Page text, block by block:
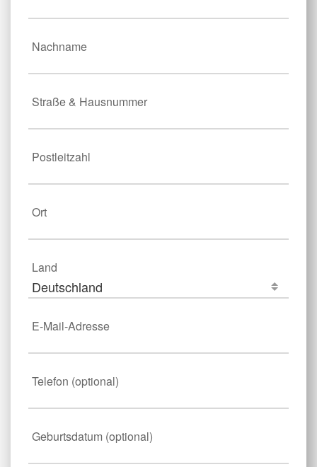
Nachname
Straße & Hausnummer
Postleitzahl
Ort
Land
Deutschland
E-Mail-Adresse
Telefon (optional)
Geburtsdatum (optional)